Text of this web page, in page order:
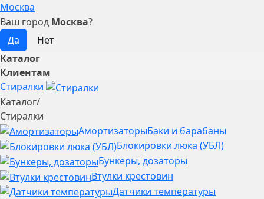
Москва
Ваш город Москва?
Каталог
Клиентам
Стиралки
Каталог/
Стиралки
АмортизаторыБаки и барабаны
Блокировки люка (УБЛ)
Бункеры, дозаторы
Втулки крестовин
Датчики температуры